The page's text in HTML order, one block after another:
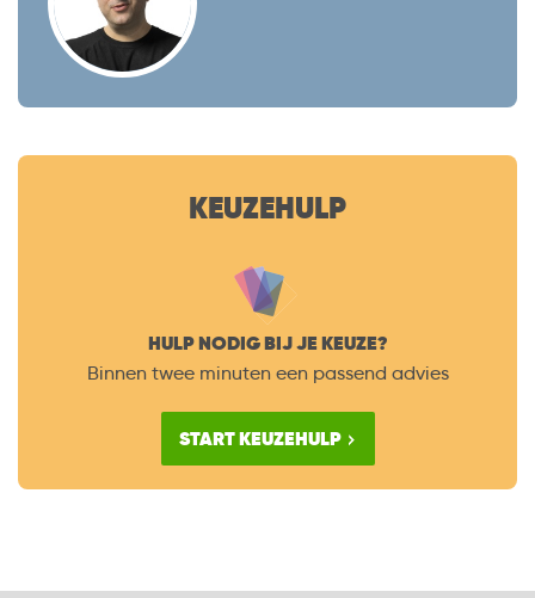
KEUZEHULP
HULP NODIG BIJ JE KEUZE?
Binnen twee minuten een passend advies
START KEUZEHULP